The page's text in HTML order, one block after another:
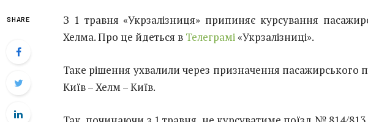
SHARE
З 1 травня «Укрзалізниця» припиняє курсування
Хелма. Про це йдеться в Телеграмі«Укрзалізниці».
Таке рішення ухвалили через призначення
Київ – Хелм – Київ.